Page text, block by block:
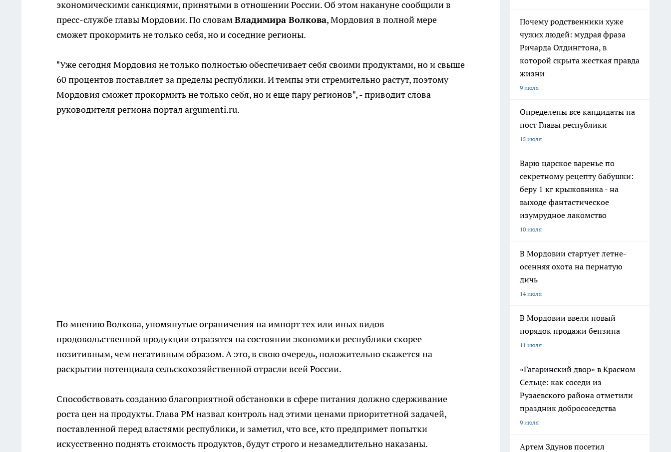
экономическими санкциями, принятыми в отношении России. Об этом накануне сообщили в
пресс-службе главы Мордовии. По словамВладимира Волкова, Мордовия в полной мере
сможет прокормить не только себя, но и соседние регионы.
"Уже сегодня Мордовия не только полностью обеспечивает себя своими продуктами, но и свыше
60 процентов поставляет за пределы республики. И темпы эти стремительно растут, поэтому
Мордовия сможет прокормить не только себя, но и еще пару регионов", - приводит слова
руководителя региона портал argumenti.ru.
По мнению Волкова, упомянутые ограничения на импорт тех или иных видов
продовольственной продукции отразятся на состоянии экономики республики скорее
позитивным, чем негативным образом. А это, в свою очередь, положительно скажется на
раскрытии потенциала сельскохозяйственной отрасли всей России.
Способствовать созданию благоприятной обстановки в сфере питания должно сдерживание
роста цен на продукты. Глава РМ назвал контроль над этими ценами приоритетной задачей,
поставленной перед властями республики, и заметил, что все, кто предпримет попытки
искусственно поднять стоимость продуктов, будут строго и незамедлительно наказаны.
Почему родственники хуже
чужих людей: мудрая фраза
Ричарда Олдингтона, в
которой скрыта жесткая правда
жизни
9 июля
Определены все кандидаты на
пост Главы республики
15 июля
Варю царское варенье по
секретному рецепту бабушки:
беру 1 кг крыжовника - на
выходе фантастическое
изумрудное лакомство
10 июля
В Мордовии стартует летне-
осенняя охота на пернатую
дичь
14 июля
В Мордовии ввели новый
порядок продажи бензина
11 июля
«Гагаринский двор» в Красном
Сельце: как соседи из
Рузаевского района отметили
праздник добрососедства
9 июля
Артем Здунов посетил